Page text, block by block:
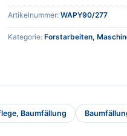
Artikelnummer: WAPY90/277
Kategorie: Forstarbeiten,
Baumfällung